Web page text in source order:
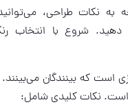
به نکات طراحی،
دهید. شروع با انتخاب
است که بینندگان می‌بینند.
است. نکات کلیدی شامل: